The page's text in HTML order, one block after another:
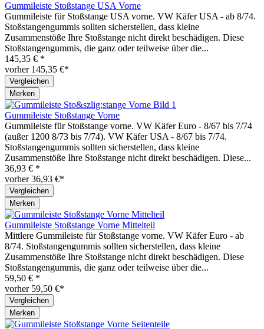
Gummileiste Stoßstange USA Vorne
Gummileiste für Stoßstange USA vorne. VW Käfer USA - ab 8/74.
Stoßstangengummis sollten sicherstellen, dass kleine
Zusammenstöße Ihre Stoßstange nicht direkt beschädigen. Diese
Stoßstangengummis, die ganz oder teilweise über die...
145,35 € *
vorher 145,35 €*
Vergleichen
Merken
Gummileiste Stoßstange Vorne
Gummileiste für Stoßstange vorne. VW Käfer Euro - 8/67 bis 7/74
(außer 1200 8/73 bis 7/74). VW Käfer USA - 8/67 bis 7/74.
Stoßstangengummis sollten sicherstellen, dass kleine
Zusammenstöße Ihre Stoßstange nicht direkt beschädigen. Diese...
36,93 € *
vorher 36,93 €*
Vergleichen
Merken
Gummileiste Stoßstange Vorne Mittelteil
Mittlere Gummileiste für Stoßstange vorne. VW Käfer Euro - ab
8/74. Stoßstangengummis sollten sicherstellen, dass kleine
Zusammenstöße Ihre Stoßstange nicht direkt beschädigen. Diese
Stoßstangengummis, die ganz oder teilweise über die...
59,50 € *
vorher 59,50 €*
Vergleichen
Merken